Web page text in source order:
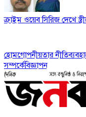
ক্রাইম ওয়েব সিরিজ দেখে
হোমগোপনীয়তার নীতি
সম্পর্কেবিজ্ঞাপন